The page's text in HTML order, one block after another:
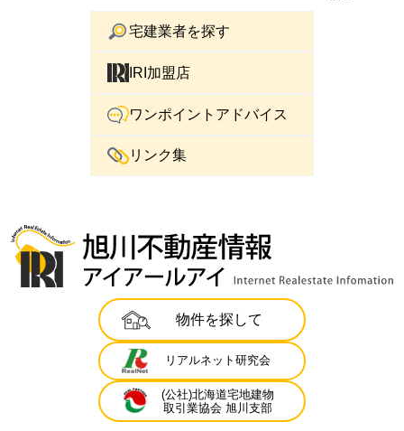
宅建業者を探す
IRI加盟店
ワンポイントアドバイス
リンク集
物件を探して
リアルネット研究会
(公社)北海道宅地建物
取引業協会 旭川支部